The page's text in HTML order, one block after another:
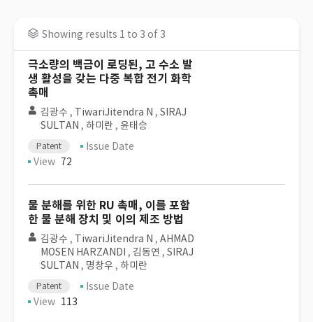
Showing results 1 to 3 of 3
극소량의 백금이 로딩된, 고 수소 발
생 활성을 갖는 다중 복합 전기 화학
촉매
김광수 , TiwariJitendra N , SIRAJ
SULTAN , 하미란 , 윤태승
Patent
Issue Date
View 72
물 분해를 위한 RU 촉매, 이를 포함
한 물 분해 장치 및 이의 제조 방법
김광수 , TiwariJitendra N , AHMAD
MOSEN HARZANDI , 김동연 , SIRAJ
SULTAN , 명창우 , 하미란
Patent
Issue Date
View 113